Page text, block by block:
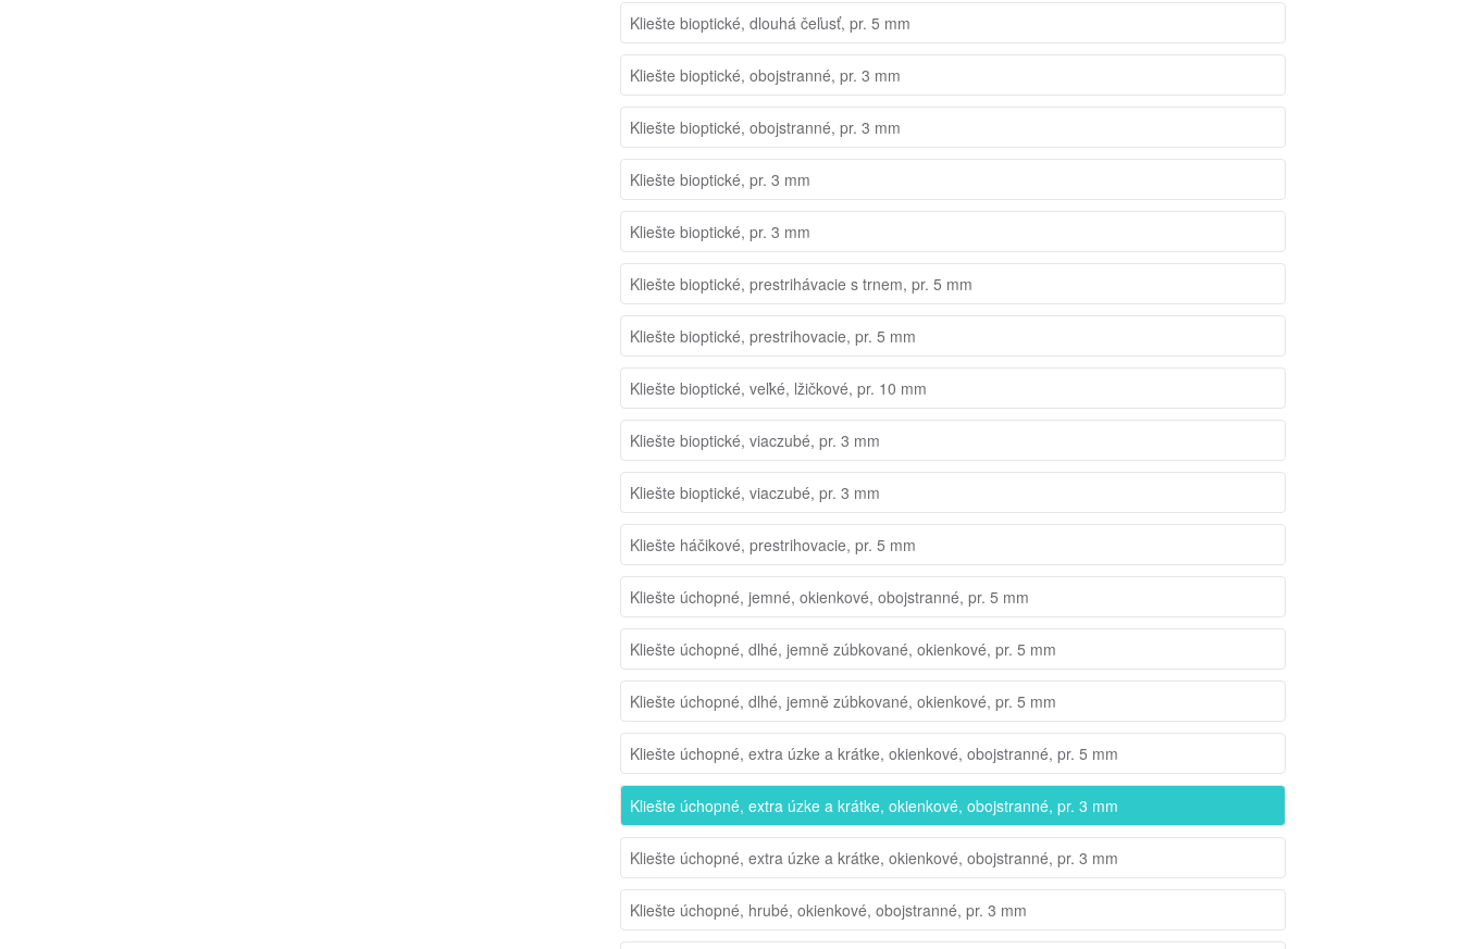
Kliešte bioptické, dlouhá čeľusť, pr. 5 mm
Kliešte bioptické, obojstranné, pr. 3 mm
Kliešte bioptické, obojstranné, pr. 3 mm
Kliešte bioptické, pr. 3 mm
Kliešte bioptické, pr. 3 mm
Kliešte bioptické, prestrihávacie s trnem, pr. 5 mm
Kliešte bioptické, prestrihovacie, pr. 5 mm
Kliešte bioptické, veľké, lžičkové, pr. 10 mm
Kliešte bioptické, viaczubé, pr. 3 mm
Kliešte bioptické, viaczubé, pr. 3 mm
Kliešte háčikové, prestrihovacie, pr. 5 mm
Kliešte úchopné, jemné, okienkové, obojstranné, pr. 5 mm
Kliešte úchopné, dlhé, jemně zúbkované, okienkové, pr. 5 mm
Kliešte úchopné, dlhé, jemně zúbkované, okienkové, pr. 5 mm
Kliešte úchopné, extra úzke a krátke, okienkové, obojstranné, pr. 5 mm
Kliešte úchopné, extra úzke a krátke, okienkové, obojstranné, pr. 3 mm
Kliešte úchopné, extra úzke a krátke, okienkové, obojstranné, pr. 3 mm
Kliešte úchopné, hrubé, okienkové, obojstranné, pr. 3 mm